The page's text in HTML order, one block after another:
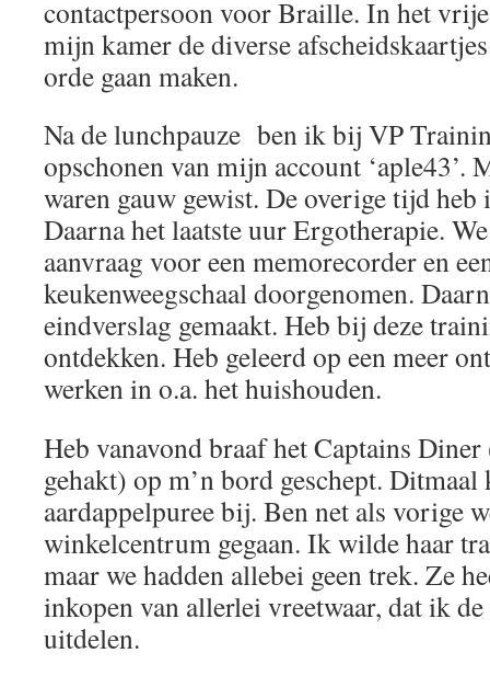
contactpersoon voor Braille. In het
mijn kamer de diverse
orde gaan maken.
Na de lunchpauze ben ik bij VP
opschonen van mijn account ‘aple43’.
waren gauw gewist. De overige tijd
Daarna het laatste uur Ergotherapie.
aanvraag voor een memorecorder en
keukenweegschaal doorgenomen.
eindverslag gemaakt. Heb bij deze
ontdekken. Heb geleerd op een meer
werken in o.a. het huishouden.
Heb vanavond braaf het Captains
gehakt) op m’n bord geschept. Ditmaal
aardappelpuree bij. Ben net als vorige
winkelcentrum gegaan. Ik wilde haar
maar we hadden allebei geen trek. Ze
inkopen van allerlei vreetwaar, dat ik de
uitdelen.